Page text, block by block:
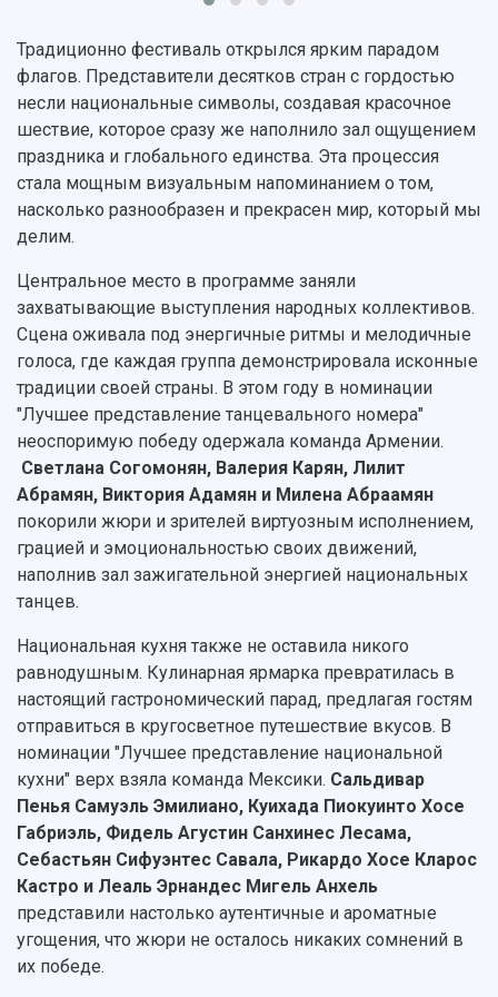
Кампус
3D-тур по университету
Музеи
Учебный аэродром
Центр истории авиационных двигателей
Ботанический сад
Умный дом бабочек
Международный межвузовский кампус
Сведения об образовательной организации
Официальные документы
Журналы Самарского университета
Научные конференции
Патенты
Публикации и издания
Отчеты о проведенных конференциях
Традиционно фестиваль открылся ярким парадом
флагов. Представители десятков стран с гордостью
несли национальные символы, создавая красочное
шествие, которое сразу же наполнило зал ощущением
праздника и глобального единства. Эта процессия
стала мощным визуальным напоминанием о том,
насколько разнообразен и прекрасен мир, который мы
делим.
Центральное место в программе заняли
захватывающие выступления народных коллективов.
Сцена оживала под энергичные ритмы и мелодичные
голоса, где каждая группа демонстрировала исконные
традиции своей страны. В этом году в номинации
"Лучшее представление танцевального номера"
неоспоримую победу одержала команда Армении.
Светлана Согомонян, Валерия Карян, Лилит
Абрамян, Виктория Адамян и Милена Абраамян
покорили жюри и зрителей виртуозным исполнением,
грацией и эмоциональностью своих движений,
наполнив зал зажигательной энергией национальных
танцев.
Национальная кухня также не оставила никого
равнодушным. Кулинарная ярмарка превратилась в
настоящий гастрономический парад, предлагая гостям
отправиться в кругосветное путешествие вкусов. В
номинации "Лучшее представление национальной
кухни" верх взяла команда Мексики. Сальдивар
Пенья Самуэль Эмилиано, Куихада Пиокуинто Хосе
Габриэль, Фидель Агустин Санхинес Лесама,
Себастьян Сифуэнтес Савала, Рикардо Хосе Кларос
Кастро и Леаль Эрнандес Мигель Анхель
представили настолько аутентичные и ароматные
угощения, что жюри не осталось никаких сомнений в
их победе.